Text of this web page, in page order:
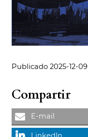
Publicado 2025-12-09
Compartir